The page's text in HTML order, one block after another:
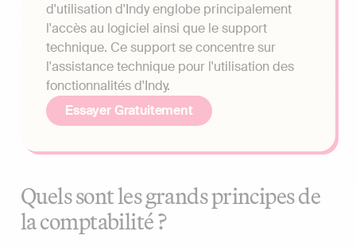
d'utilisation d'Indy englobe principalement
l'accès au logiciel ainsi que le support
technique. Ce support se concentre sur
l'assistance technique pour l'utilisation des
fonctionnalités d'Indy.
Essayer Gratuitement
Quels sont les grands principes de
la comptabilité ?